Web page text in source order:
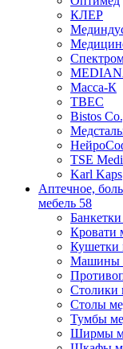
КЛЕР
Масса-К
ТВЕС
Bistos
TSE
Karl Kaps
Аптечное,
мебель 58
Кровати
Кушетки
Машины
Столики
Столы
Тумбы
Ширмы